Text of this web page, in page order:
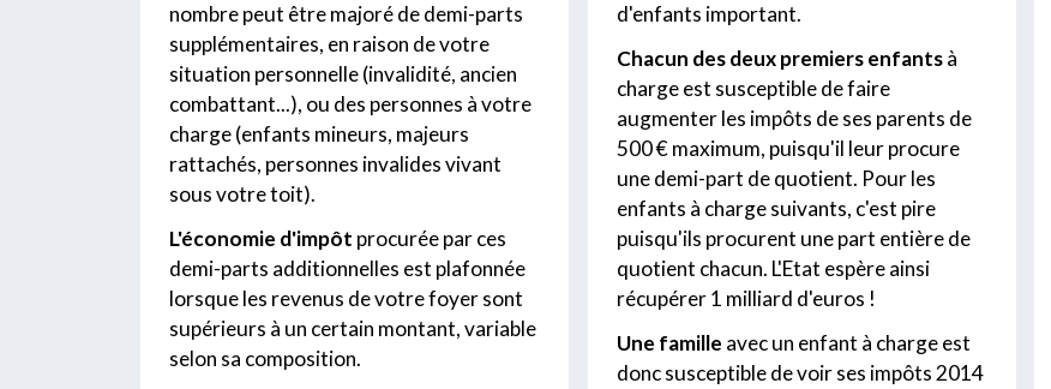
nombre peut être majoré de demi-parts
supplémentaires, en raison de votre
situation personnelle (invalidité, ancien
combattant...), ou des personnes à votre
charge (enfants mineurs, majeurs
rattachés, personnes invalides vivant
sous votre toit).
L'économie d'impôt procurée par ces
demi-parts additionnelles est plafonnée
lorsque les revenus de votre foyer sont
supérieurs à un certain montant, variable
selon sa composition.
d'enfants important.
Chacun des deux premiers enfantsà
charge est susceptible de faire
augmenter les impôts de ses parents de
500 € maximum, puisqu'il leur procure
une demi-part de quotient. Pour les
enfants à charge suivants, c'est pire
puisqu'ils procurent une part entière de
quotient chacun. L'Etat espère ainsi
récupérer 1 milliard d'euros !
Une famille avec un enfant à charge est
donc susceptible de voir ses impôts 2014